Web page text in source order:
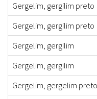
Gergelim, gergilim preto
Gergelim, gergilim preto
Gergelim, gergilim
Gergelim, gergilim
Gergelim, gergelim preto